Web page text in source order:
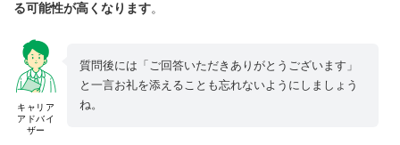
る可能性が高くなります。
キャリア
アドバイ
ザー
質問後には「ご回答いただきありがとうございます」
と一言お礼を添えることも忘れないようにしましょう
ね。